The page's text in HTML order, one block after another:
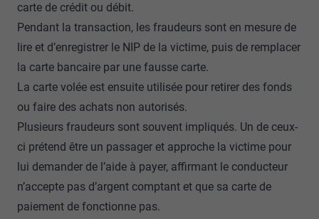
carte de crédit ou débit.
Pendant la transaction, les fraudeurs sont en mesure de
lire et d’enregistrer le NIP de la victime, puis de remplacer
la carte bancaire par une fausse carte.
La carte volée est ensuite utilisée pour retirer des fonds
ou faire des achats non autorisés.
Plusieurs fraudeurs sont souvent impliqués. Un de ceux-
ci prétend être un passager et approche la victime pour
lui demander de l’aide à payer, affirmant le conducteur
n’accepte pas d’argent comptant et que sa carte de
paiement de fonctionne pas.